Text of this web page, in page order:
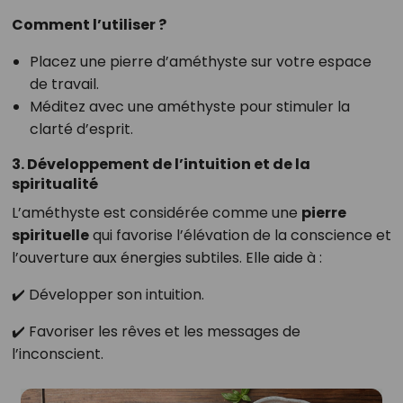
Comment l’utiliser ?
Placez une pierre d’améthyste sur votre espace
de travail.
Méditez avec une améthyste pour stimuler la
clarté d’esprit.
3. Développement de l’intuition et de la
spiritualité
L’améthyste est considérée comme une pierre
spirituellequi favorise l’élévation de la conscience et
l’ouverture aux énergies subtiles. Elle aide à :
✔️ Développer son intuition.
✔️ Favoriser les rêves et les messages de
l’inconscient.